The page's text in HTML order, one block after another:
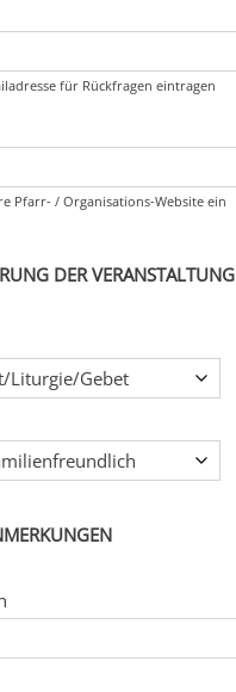
für Rückfragen eintragen
Pfarr- / Organisations-Website ein
DER VERANSTALTUNG